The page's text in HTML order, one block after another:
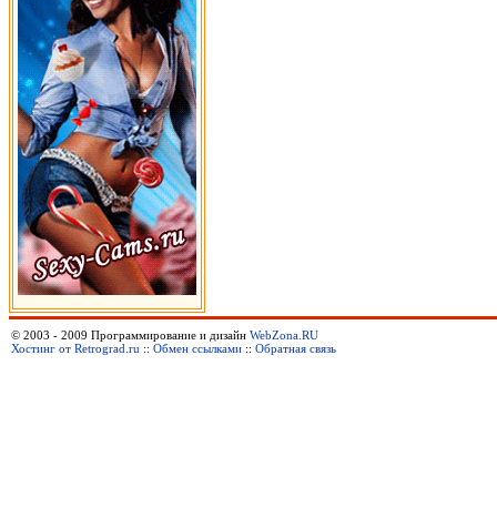
© 2003 - 2009 Программирование и дизайн WebZona.RU
Хостинг от Retrograd.ru :: Обмен ссылками :: Обратная связь